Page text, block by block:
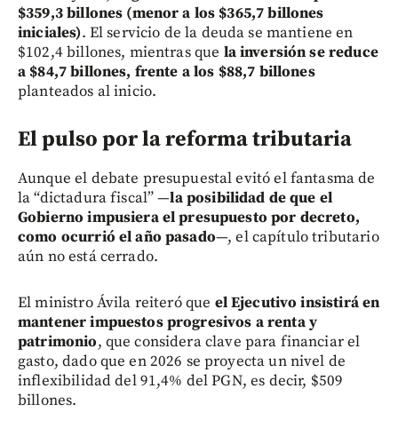
$359,3 billones (menor a los $365,7 billones
iniciales). El servicio de la deuda se mantiene en
$102,4 billones, mientras que la inversión se reduce
a $84,7 billones, frente a los $88,7 billones
planteados al inicio.
El pulso por la reforma tributaria
Aunque el debate presupuestal evitó el fantasma de
la “dictadura fiscal” —la posibilidad de que el
Gobierno impusiera el presupuesto por decreto,
como ocurrió el año pasado—, el capítulo tributario
aún no está cerrado.
El ministro Ávila reiteró que el Ejecutivo insistirá en
mantener impuestos progresivos a renta y
patrimonio, que considera clave para financiar el
gasto, dado que en 2026 se proyecta un nivel de
inflexibilidad del 91,4% del PGN, es decir, $509
billones.